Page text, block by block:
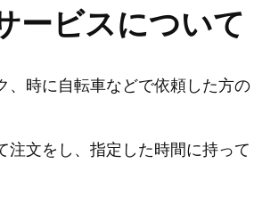
ービスについて
、時に自転車などで依頼した方の
文をし、指定した時間に持って